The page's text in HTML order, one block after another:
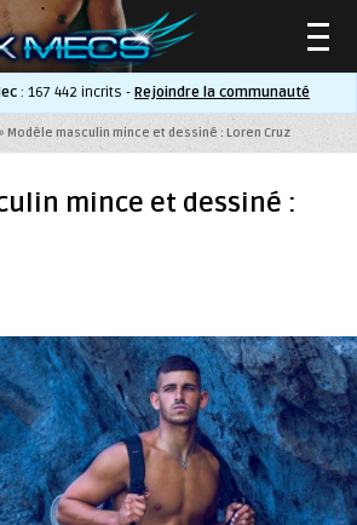
: 167 442 incrits - Rejoindre la communauté
» Modèle masculin mince et dessiné : Loren Cruz
mince et dessiné :